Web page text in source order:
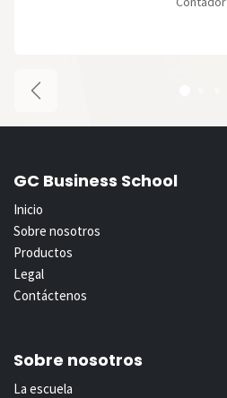
Anterior
GC Business School
Inicio
Sobre nosotros
Productos
Legal
Contáctenos
Sobre nosotros
La escuela